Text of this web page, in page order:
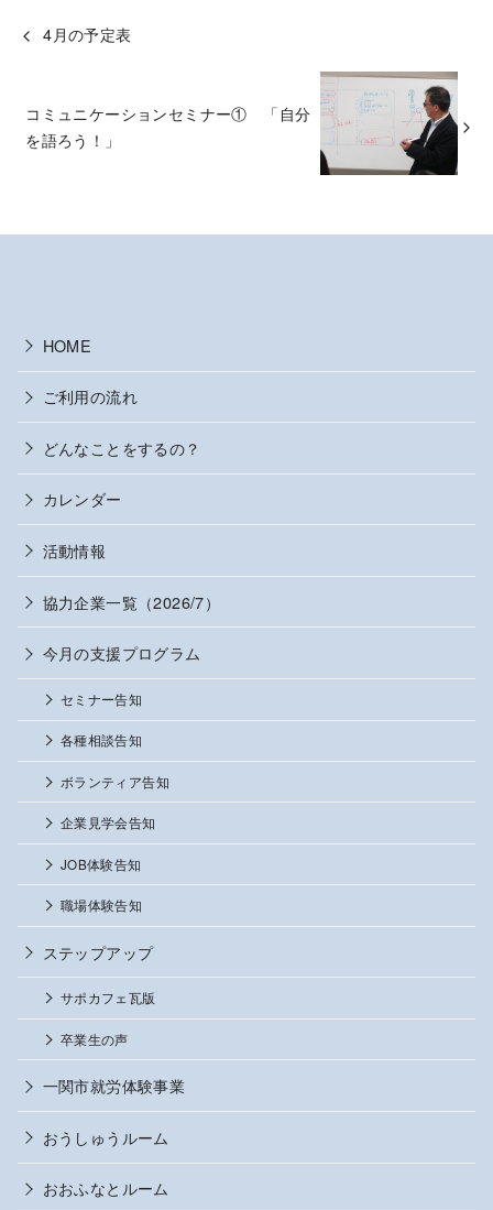
4月の予定表
コミュニケーションセミナー① 「自分
を語ろう！」
HOME
ご利用の流れ
どんなことをするの？
カレンダー
活動情報
協力企業一覧（2026/7）
今月の支援プログラム
セミナー告知
各種相談告知
ボランティア告知
企業見学会告知
JOB体験告知
職場体験告知
ステップアップ
サポカフェ瓦版
卒業生の声
一関市就労体験事業
おうしゅうルーム
おおふなとルーム